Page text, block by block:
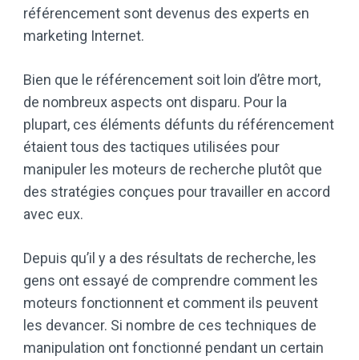
référencement sont devenus des experts en
marketing Internet.
Bien que le référencement soit loin d’être mort,
de nombreux aspects ont disparu. Pour la
plupart, ces éléments défunts du référencement
étaient tous des tactiques utilisées pour
manipuler les moteurs de recherche plutôt que
des stratégies conçues pour travailler en accord
avec eux.
Depuis qu’il y a des résultats de recherche, les
gens ont essayé de comprendre comment les
moteurs fonctionnent et comment ils peuvent
les devancer. Si nombre de ces techniques de
manipulation ont fonctionné pendant un certain